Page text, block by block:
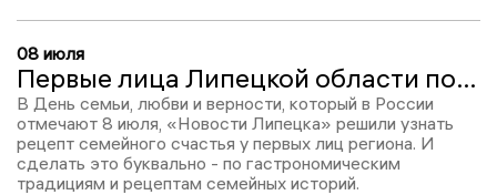
08 июля
Первые лица Липецкой области поделились рецептами любимых блюд ко Дню семьи, любви и верности
В День семьи, любви и верности, который в России
отмечают 8 июля, «Новости Липецка» решили узнать
рецепт семейного счастья у первых лиц региона. И
сделать это буквально - по гастрономическим
традициям и рецептам семейных историй.